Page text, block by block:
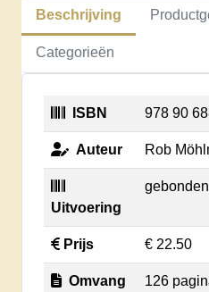
Beschrijving
Categorieën
ISBN 978 90
Auteur Rob
Uitvoering
gebonden
Prijs € 22.50
Omvang 126